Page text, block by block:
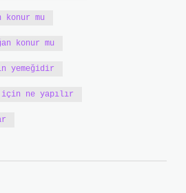
konur mu
konur mu
yemeğidir
için ne yapılır